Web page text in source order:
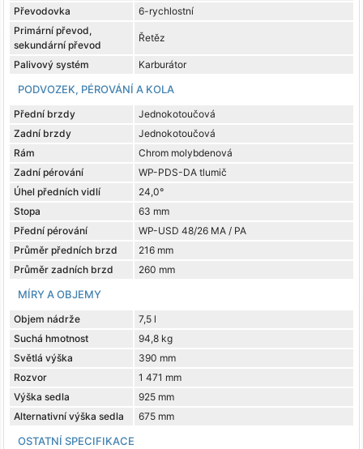
Převodovka
6-rychlostní
Primární převod,
sekundární převod
Řetěz
Palivový systém Karburátor
PODVOZEK, PÉROVÁNÍ A KOLA
Přední brzdy
Jednokotoučová
Zadní brzdy
Jednokotoučová
Rám
Chrom molybdenová
Zadní pérování
WP-PDS-DA tlumič
Úhel předních vidlí
24,0°
Stopa
63 mm
Přední pérování
WP-USD 48/26 MA / PA
Průměr předních brzd
216 mm
Průměr zadních brzd
260 mm
MÍRY A OBJEMY
Objem nádrže
7,5 l
Suchá hmotnost
94,8 kg
Světlá výška
390 mm
Rozvor
1 471 mm
Výška sedla
925 mm
Alternativní výška sedla
675 mm
OSTATNÍ SPECIFIKACE